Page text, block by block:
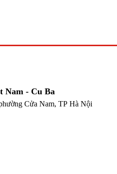
Nam - Cu Ba
Cửa Nam, TP Hà Nội